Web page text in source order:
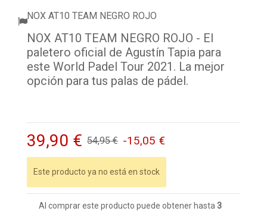
NOX AT10 TEAM NEGRO ROJO
NOX AT10 TEAM NEGRO ROJO - El
paletero oficial de Agustín Tapia para
este World Padel Tour 2021. La mejor
opción para tus palas de pádel.
39,90 € 54,95 € -15,05 €
Este producto ya no está en stock
Al comprar este producto puede obtener hasta 3